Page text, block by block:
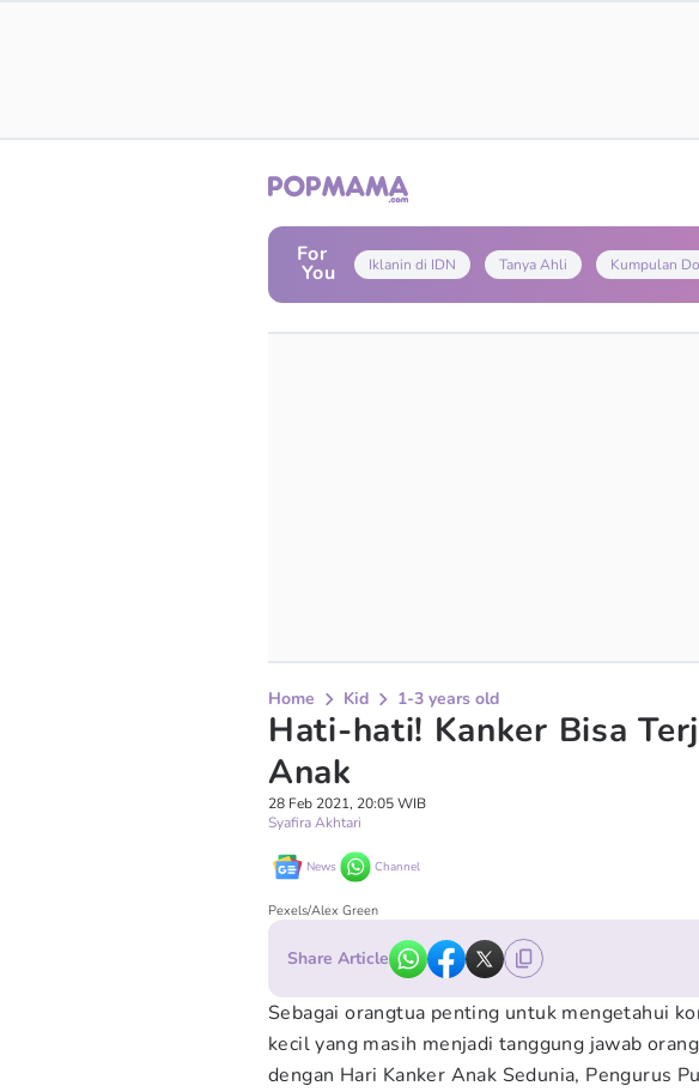
For
You Iklanin di IDN Tanya Ahli Kumpulan
Home Kid 1-3 years old
Hati-hati! Kanker Bisa
Anak
28 Feb 2021, 20:05 WIB
Syafira Akhtari
News Channel
Pexels/Alex Green
Share Article
Sebagai orangtua penting untuk mengetahui
kecil yang masih menjadi tanggung jawab
dengan Hari Kanker Anak Sedunia, Pengurus